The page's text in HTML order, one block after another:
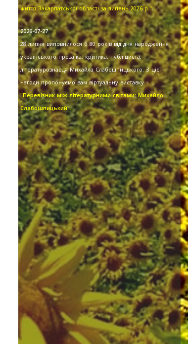
життя Закарпатської області за липень 2026 р.".
2026-07-27
28 липня виповнилося б 80 років від дня народження
українського прозаїка, критика, публіциста,
літературознавця Михайла Слабошпицького. З цієї
нагоди пропонуємо вам віртуальну виставку
"Перевізник між літературними світами: Михайло
Слабошпицький".